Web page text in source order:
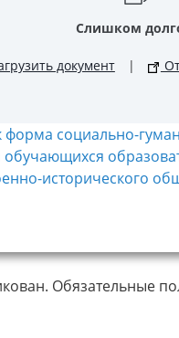
Слишком
документ |
форма социально-
обучающихся
исторического
Обязательные